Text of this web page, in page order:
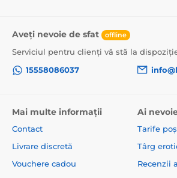
Aveți nevoie de sfat offline
Serviciul pentru clienți vă stă la
15558086037
Mai multe informații
Contact
Livrare discretă
Vouchere cadou
Ai
Tarife
Târg
Recenzii